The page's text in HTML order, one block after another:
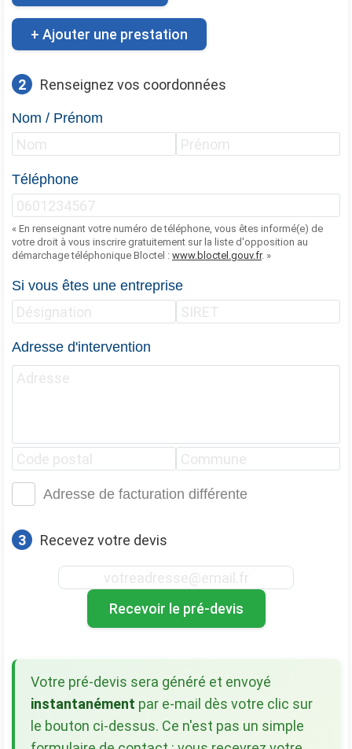
+ Ajouter une prestation
2 Renseignez vos coordonnées
Nom / Prénom
Téléphone
« En renseignant votre numéro de téléphone, vous êtes informé(e) de
votre droit à vous inscrire gratuitement sur la liste d'opposition au
démarchage téléphonique Bloctel : www.bloctel.gouv.fr. »
Si vous êtes une entreprise
Adresse d'intervention
Adresse de facturation différente
3 Recevez votre devis
Recevoir le pré-devis
Votre pré-devis sera généré et envoyé
instantanément par e-mail dès votre clic sur
le bouton ci-dessus. Ce n'est pas un simple